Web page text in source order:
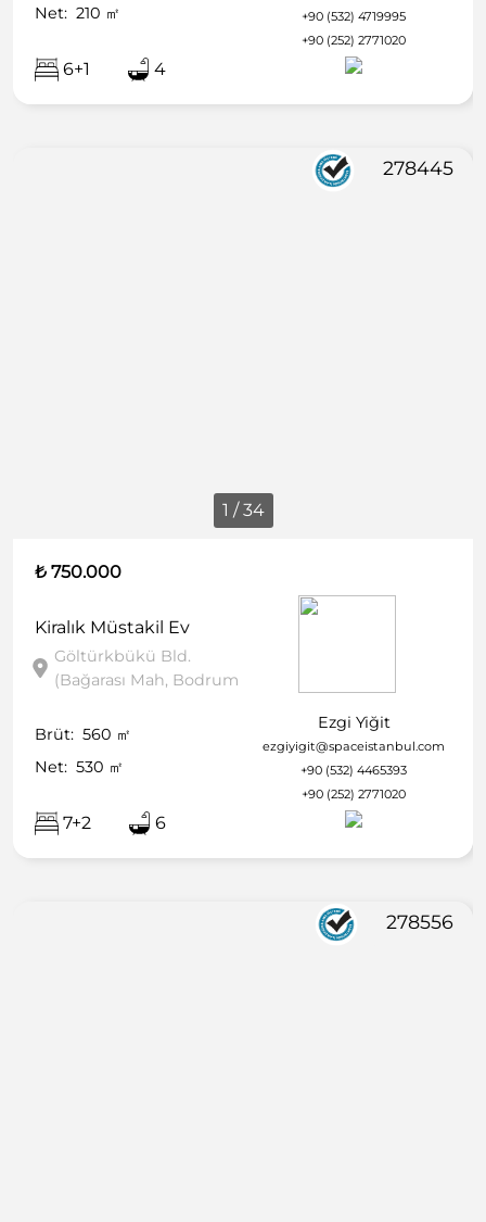
Net: 210 ㎡
6+1 4
+90 (532) 4719995
+90 (252) 2771020
1 / 34
278445
₺ 750.000
Kiralık Müstakil Ev
Göltürkbükü Bld.
(Bağarası Mah, Bodrum
Brüt: 560 ㎡
Net: 530 ㎡
7+2 6
Ezgi Yiğit
ezgiyigit@spaceistanbul.com
+90 (532) 4465393
+90 (252) 2771020
278556